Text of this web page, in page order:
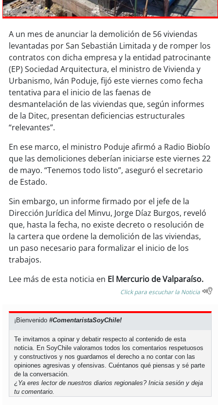
soyarica
soyiquique
soycalama
soyantofagasta
soycopiapó
soyvalparaíso
soy quillota
soysanantonio
soychillán
soysancarlos
soytalcahuano
soy concepción
soyarauco
soytemuco
soyvaldivia
soyosorno
A un mes de anunciar la demolición de 56 viviendas
levantadas por San Sebastián Limitada y de romper los
contratos con dicha empresa y la entidad patrocinante
(EP) Sociedad Arquitectura, el ministro de Vivienda y
Urbanismo, Iván Poduje, fijó este viernes como fecha
tentativa para el inicio de las faenas de
desmantelación de las viviendas que, según informes
de la Ditec, presentan deficiencias estructurales
“relevantes”.
En ese marco, el ministro Poduje afirmó a Radio Biobío
que las demoliciones deberían iniciarse este viernes 22
de mayo. “Tenemos todo listo”, aseguró el secretario
de Estado.
Sin embargo, un informe firmado por el jefe de la
Dirección Jurídica del Minvu, Jorge Díaz Burgos, reveló
que, hasta la fecha, no existe decreto o resolución de
la cartera que ordene la demolición de las viviendas,
un paso necesario para formalizar el inicio de los
trabajos.
Lee más de esta noticia en El Mercurio de Valparaíso.
Click para escuchar la Noticia
¡Bienvenido#ComentaristaSoyChile!
Te invitamos a opinar y debatir respecto al contenido de esta
noticia. En SoyChile valoramos todos los comentarios respetuosos
y constructivos y nos guardamos el derecho a no contar con las
opiniones agresivas y ofensivas. Cuéntanos qué piensas y sé parte
de la conversación.
¿Ya eres lector de nuestros diarios regionales?Inicia sesión y deja
tu comentario.